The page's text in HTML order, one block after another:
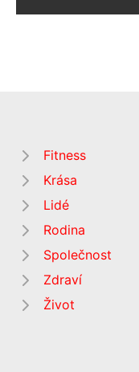
Fitness
Krása
Lidé
Rodina
Společnost
Zdraví
Život